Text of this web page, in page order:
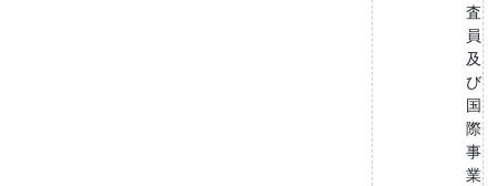
査
員
及
び
国
際
事
業